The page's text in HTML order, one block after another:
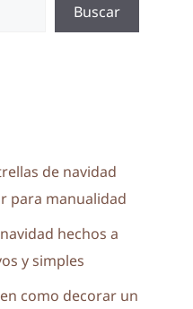
Buscar
de navidad
para manualidad
hechos a
y simples
como decorar un